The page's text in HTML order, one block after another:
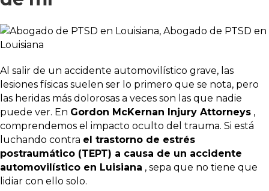
Al salir de un accidente automovilístico grave, las
lesiones físicas suelen ser lo primero que se nota, pero
las heridas más dolorosas a veces son las que nadie
puede ver. En Gordon McKernan Injury Attorneys ,
comprendemos el impacto oculto del trauma. Si está
luchando contra el trastorno de estrés
postraumático (TEPT) a causa de un accidente
automovilístico en Luisiana , sepa que no tiene que
lidiar con ello solo.